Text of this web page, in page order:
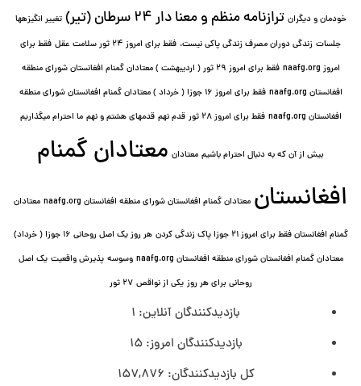
خودمان و دیگران ترازنامه منظم و معنا دار ٢۴ سرطان (تیر)
تغییر انگیزه⁯ها
جلسات زندگی دوران مصرف زندگی پاکی نیست. فقط برای امروز 24 ثور سلامت عقل
فقط برای
امروز naafg.org
فقط برای امروز ٢٩ ثور ( اردیبهشت ) معتادان گمنام افغانستان شورای منطقه
افغانستان naafg.org
فقط برای امروز ۱۶ جوزا ( خرداد ) معتادان گمنام افغانستان شورای منطقه
افغانستان naafg.org
فقط برای امروز ۲۸ ثور قدم نهم قدمهای هشتم و نهم ما احترام میگذاریم
بیش از آن که به دنبال احترام باشیم معتادان معتادان گمنام
افغانستان معتادان گمنام افغانستان شورای منطقه افغانستان naafg.org معتادان
گمنام افغانستان فقط برای امروز ۲۱ جوزا پاک زندگی کردن
هر روز یک اصل روحانی ۱۶ جوزا ( خرداد)
معتادان گمنام افغانستان شورای منطقه افغانستان naafg.org
وسوسه پذيرش واقعیت یک اصل
روحانی برای هر روز یکی از نواقص ۲۷ ثور
بازدیدکنندگان آنلاین: 1
بازدیدکنندگان امروز:15
کل بازدیدکنند‌گان: 157,876